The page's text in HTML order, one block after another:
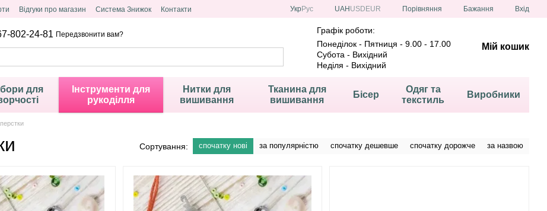
Відгуки про магазин Система Знижок
Контакти
УкрРус UAH USD EUR Порівняння Бажання Вхід
802-24-81 Передзвонити вам?
Графік роботи:
Понеділок - Пятниця - 9.00 - 17.00
Субота - Вихідний
Неділя - Вихідний
Мій кошик
для
Інструменти для
рукоділля
Нитки для
вишивання
Тканина для
вишивання
Бісер
Одяг та
текстиль
Виробники
Сортування: спочатку нові за популярністю спочатку дешевше спочатку дорожче за назвою